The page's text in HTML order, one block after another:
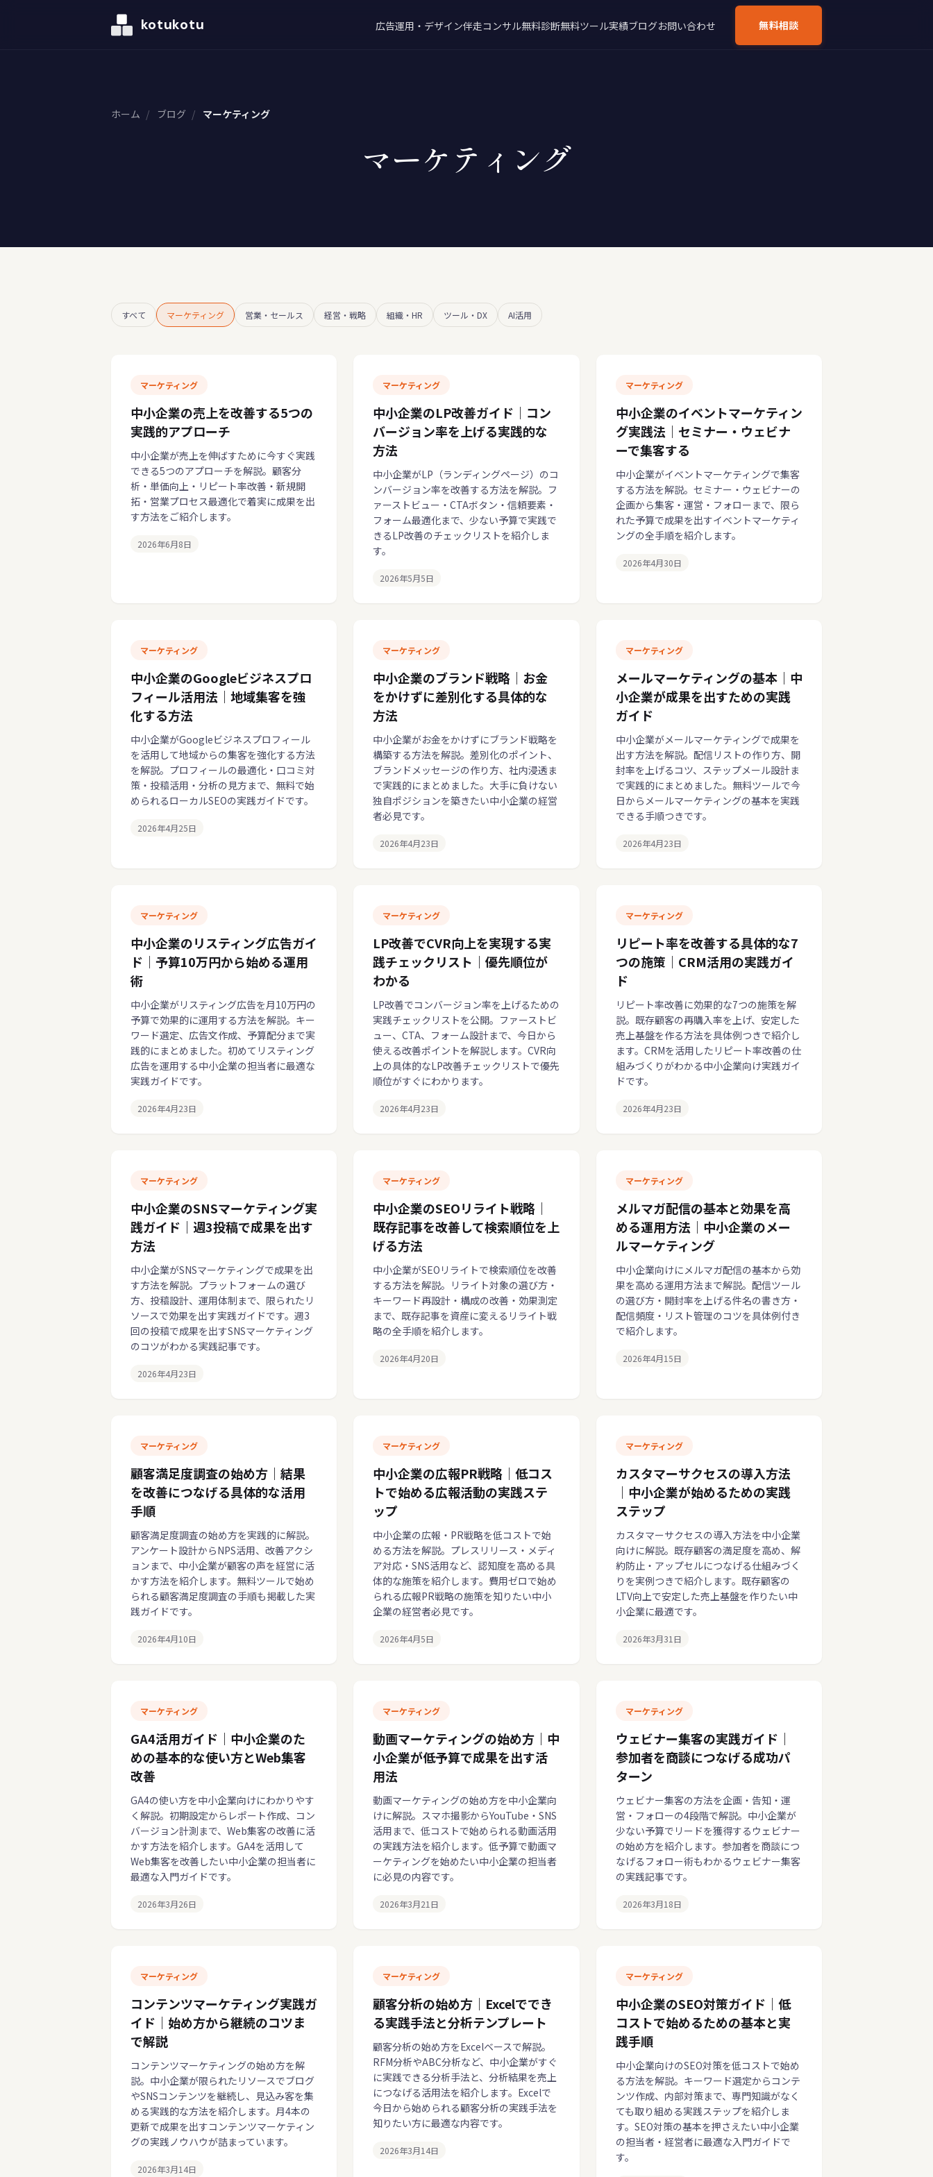
kotukotu 広告運用・デザイン伴走コンサル無料診断無料ツール実績ブログお問い合わせ 無料相談
ホーム / ブログ / マーケティング
マーケティング
すべて マーケティング 営業・セールス 経営・戦略 組織・HR ツール・DX AI活用
マーケティング
中小企業の売上を改善する5つの
実践的アプローチ
中小企業が売上を伸ばすために今すぐ実践
できる5つのアプローチを解説。顧客分
析・単価向上・リピート率改善・新規開
拓・営業プロセス最適化で着実に成果を出
す方法をご紹介します。
2026年6月8日
マーケティング
中小企業のLP改善ガイド｜コン
バージョン率を上げる実践的な
方法
中小企業がLP（ランディングページ）のコ
ンバージョン率を改善する方法を解説。フ
ァーストビュー・CTAボタン・信頼要素・
フォーム最適化まで、少ない予算で実践で
きるLP改善のチェックリストを紹介しま
す。
2026年5月5日
マーケティング
中小企業のイベントマーケティン
グ実践法｜セミナー・ウェビナ
ーで集客する
中小企業がイベントマーケティングで集客
する方法を解説。セミナー・ウェビナーの
企画から集客・運営・フォローまで、限ら
れた予算で成果を出すイベントマーケティ
ングの全手順を紹介します。
2026年4月30日
マーケティング
中小企業のGoogleビジネスプロ
フィール活用法｜地域集客を強
化する方法
中小企業がGoogleビジネスプロフィール
を活用して地域からの集客を強化する方法
を解説。プロフィールの最適化・口コミ対
策・投稿活用・分析の見方まで、無料で始
められるローカルSEOの実践ガイドです。
2026年4月25日
マーケティング
中小企業のブランド戦略｜お金
をかけずに差別化する具体的な
方法
中小企業がお金をかけずにブランド戦略を
構築する方法を解説。差別化のポイント、
ブランドメッセージの作り方、社内浸透ま
で実践的にまとめました。大手に負けない
独自ポジションを築きたい中小企業の経営
者必見です。
2026年4月23日
マーケティング
メールマーケティングの基本｜中
小企業が成果を出すための実践
ガイド
中小企業がメールマーケティングで成果を
出す方法を解説。配信リストの作り方、開
封率を上げるコツ、ステップメール設計ま
で実践的にまとめました。無料ツールで今
日からメールマーケティングの基本を実践
できる手順つきです。
2026年4月23日
マーケティング
中小企業のリスティング広告ガイ
ド｜予算10万円から始める運用
術
中小企業がリスティング広告を月10万円の
予算で効果的に運用する方法を解説。キー
ワード選定、広告文作成、予算配分まで実
践的にまとめました。初めてリスティング
広告を運用する中小企業の担当者に最適な
実践ガイドです。
2026年4月23日
マーケティング
LP改善でCVR向上を実現する実
践チェックリスト｜優先順位が
わかる
LP改善でコンバージョン率を上げるための
実践チェックリストを公開。ファーストビ
ュー、CTA、フォーム設計まで、今日から
使える改善ポイントを解説します。CVR向
上の具体的なLP改善チェックリストで優先
順位がすぐにわかります。
2026年4月23日
マーケティング
リピート率を改善する具体的な7
つの施策｜CRM活用の実践ガイ
ド
リピート率改善に効果的な7つの施策を解
説。既存顧客の再購入率を上げ、安定した
売上基盤を作る方法を具体例つきで紹介し
ます。CRMを活用したリピート率改善の仕
組みづくりがわかる中小企業向け実践ガイ
ドです。
2026年4月23日
マーケティング
中小企業のSNSマーケティング実
践ガイド｜週3投稿で成果を出す
方法
中小企業がSNSマーケティングで成果を出
す方法を解説。プラットフォームの選び
方、投稿設計、運用体制まで、限られたリ
ソースで効果を出す実践ガイドです。週3
回の投稿で成果を出すSNSマーケティング
のコツがわかる実践記事です。
2026年4月23日
マーケティング
中小企業のSEOリライト戦略｜
既存記事を改善して検索順位を上
げる方法
中小企業がSEOリライトで検索順位を改善
する方法を解説。リライト対象の選び方・
キーワード再設計・構成の改善・効果測定
まで、既存記事を資産に変えるリライト戦
略の全手順を紹介します。
2026年4月20日
マーケティング
メルマガ配信の基本と効果を高
める運用方法｜中小企業のメー
ルマーケティング
中小企業向けにメルマガ配信の基本から効
果を高める運用方法まで解説。配信ツール
の選び方・開封率を上げる件名の書き方・
配信頻度・リスト管理のコツを具体例付き
で紹介します。
2026年4月15日
マーケティング
顧客満足度調査の始め方｜結果
を改善につなげる具体的な活用
手順
顧客満足度調査の始め方を実践的に解説。
アンケート設計からNPS活用、改善アクシ
ョンまで、中小企業が顧客の声を経営に活
かす方法を紹介します。無料ツールで始め
られる顧客満足度調査の手順も掲載した実
践ガイドです。
2026年4月10日
マーケティング
中小企業の広報PR戦略｜低コス
トで始める広報活動の実践ステ
ップ
中小企業の広報・PR戦略を低コストで始
める方法を解説。プレスリリース・メディ
ア対応・SNS活用など、認知度を高める具
体的な施策を紹介します。費用ゼロで始め
られる広報PR戦略の施策を知りたい中小
企業の経営者必見です。
2026年4月5日
マーケティング
カスタマーサクセスの導入方法
｜中小企業が始めるための実践
ステップ
カスタマーサクセスの導入方法を中小企業
向けに解説。既存顧客の満足度を高め、解
約防止・アップセルにつなげる仕組みづく
りを実例つきで紹介します。既存顧客の
LTV向上で安定した売上基盤を作りたい中
小企業に最適です。
2026年3月31日
マーケティング
GA4活用ガイド｜中小企業のた
めの基本的な使い方とWeb集客
改善
GA4の使い方を中小企業向けにわかりやす
く解説。初期設定からレポート作成、コン
バージョン計測まで、Web集客の改善に活
かす方法を紹介します。GA4を活用して
Web集客を改善したい中小企業の担当者に
最適な入門ガイドです。
2026年3月26日
マーケティング
動画マーケティングの始め方｜中
小企業が低予算で成果を出す活
用法
動画マーケティングの始め方を中小企業向
けに解説。スマホ撮影からYouTube・SNS
活用まで、低コストで始められる動画活用
の実践方法を紹介します。低予算で動画マ
ーケティングを始めたい中小企業の担当者
に必見の内容です。
2026年3月21日
マーケティング
ウェビナー集客の実践ガイド｜
参加者を商談につなげる成功パ
ターン
ウェビナー集客の方法を企画・告知・運
営・フォローの4段階で解説。中小企業が
少ない予算でリードを獲得するウェビナー
の始め方を紹介します。参加者を商談につ
なげるフォロー術もわかるウェビナー集客
の実践記事です。
2026年3月18日
マーケティング
コンテンツマーケティング実践ガ
イド｜始め方から継続のコツま
で解説
コンテンツマーケティングの始め方を解
説。中小企業が限られたリソースでブログ
やSNSコンテンツを継続し、見込み客を集
める実践的な方法を紹介します。月4本の
更新で成果を出すコンテンツマーケティン
グの実践ノウハウが詰まっています。
2026年3月14日
マーケティング
顧客分析の始め方｜Excelででき
る実践手法と分析テンプレート
顧客分析の始め方をExcelベースで解説。
RFM分析やABC分析など、中小企業がすぐ
に実践できる分析手法と、分析結果を売上
につなげる活用法を紹介します。Excelで
今日から始められる顧客分析の実践手法を
知りたい方に最適な内容です。
2026年3月14日
マーケティング
中小企業のSEO対策ガイド｜低
コストで始めるための基本と実
践手順
中小企業向けのSEO対策を低コストで始め
る方法を解説。キーワード選定からコンテ
ンツ作成、内部対策まで、専門知識がなく
ても取り組める実践ステップを紹介しま
す。SEO対策の基本を押さえたい中小企業
の担当者・経営者に最適な入門ガイドで
す。